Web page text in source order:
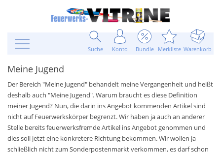
Suche Konto Bundle Merkliste Warenkorb
Meine Jugend
Der Bereich "Meine Jugend" behandelt meine Vergangenheit und heißt
deshalb auch "Meine Jugend". Warum braucht es diese Definition
meiner Jugend? Nun, die darin ins Angebot kommenden Artikel sind
nicht auf Feuerwerkskörper begrenzt. Wir haben ja auch an anderer
Stelle bereits feuerwerksfremde Artikel ins Angebot genommen und
dies soll jetzt eine konkretere Richtung bekommen. Wir wollen ja
schließlich nicht zum Sonderpostenmarkt verkommen, es darf schon